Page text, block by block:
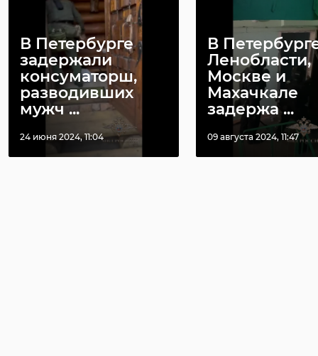
В Петербурге
задержали
консуматорш,
разводивших
мужч ...
24 июня 2024, 11:04
В
Ленобласти,
Москве и
Махачкале
задержа ...
09 августа 2024, 11:47